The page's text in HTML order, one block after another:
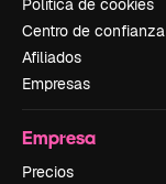
Política de cookies
Centro de confianza
Afiliados
Empresas
Empresa
Precios